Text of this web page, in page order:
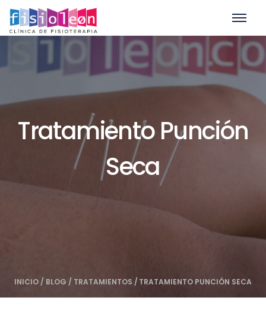
INICIO / BLOG / TRATAMIENTOS / TRATAMIENTO PUNCIÓN SECA
Tratamiento Punción
Seca